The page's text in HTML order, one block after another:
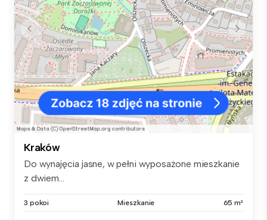
Kraków
Do wynajęcia jasne, w pełni wyposażone mieszkanie
z dwiem...
3 pokoi Mieszkanie 65 m²